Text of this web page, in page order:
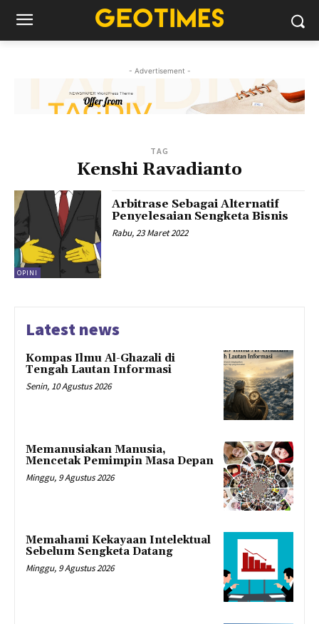
- Advertisement -
TAG
Kenshi Ravadianto
OPINI
Arbitrase Sebagai Alternatif
Penyelesaian Sengketa Bisnis
Rabu, 23 Maret 2022
Latest news
Kompas Ilmu Al-Ghazali di
Tengah Lautan Informasi
Senin, 10 Agustus 2026
Memanusiakan Manusia,
Mencetak Pemimpin Masa Depan
Minggu, 9 Agustus 2026
Memahami Kekayaan Intelektual
Sebelum Sengketa Datang
Minggu, 9 Agustus 2026